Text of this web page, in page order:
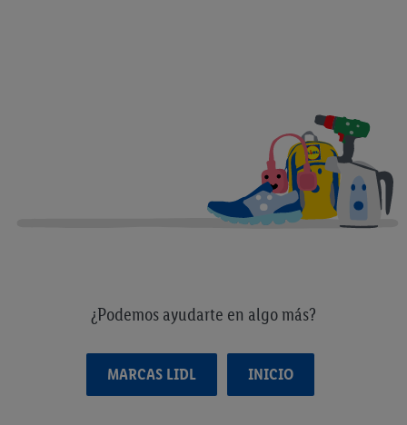
¿Podemos ayudarte en algo más?
MARCAS LIDL INICIO